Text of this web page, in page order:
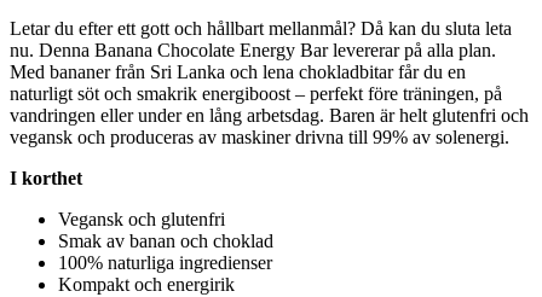
Letar du efter ett gott och hållbart mellanmål? Då kan du sluta leta
nu. Denna Banana Chocolate Energy Bar levererar på alla plan.
Med bananer från Sri Lanka och lena chokladbitar får du en
naturligt söt och smakrik energiboost – perfekt före träningen, på
vandringen eller under en lång arbetsdag. Baren är helt glutenfri och
vegansk och produceras av maskiner drivna till 99% av solenergi.
I korthet
Vegansk och glutenfri
Smak av banan och choklad
100% naturliga ingredienser
Kompakt och energirik